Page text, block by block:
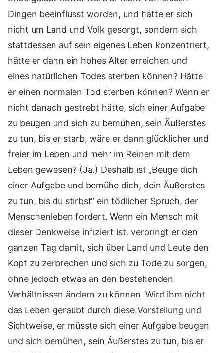
Dingen beeinflusst worden, und hätte er sich
nicht um Land und Volk gesorgt, sondern sich
stattdessen auf sein eigenes Leben konzentriert,
hätte er dann ein hohes Alter erreichen und
eines natürlichen Todes sterben können? Hätte
er einen normalen Tod sterben können? Wenn er
nicht danach gestrebt hätte, sich einer Aufgabe
zu beugen und sich zu bemühen, sein Äußerstes
zu tun, bis er starb, wäre er dann glücklicher und
freier im Leben und mehr im Reinen mit dem
Leben gewesen? (Ja.) Deshalb ist „Beuge dich
einer Aufgabe und bemühe dich, dein Äußerstes
zu tun, bis du stirbst“ ein tödlicher Spruch, der
Menschenleben fordert. Wenn ein Mensch mit
dieser Denkweise infiziert ist, verbringt er den
ganzen Tag damit, sich über Land und Leute den
Kopf zu zerbrechen und sich zu Tode zu sorgen,
ohne jedoch etwas an den bestehenden
Verhältnissen ändern zu können. Wird ihm nicht
das Leben geraubt durch diese Vorstellung und
Sichtweise, er müsste sich einer Aufgabe beugen
und sich bemühen, sein Äußerstes zu tun, bis er